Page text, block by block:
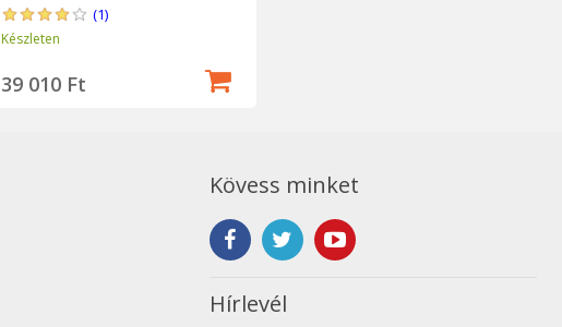
(1)
Készleten
39 010 Ft
Kövess minket
Hírlevél